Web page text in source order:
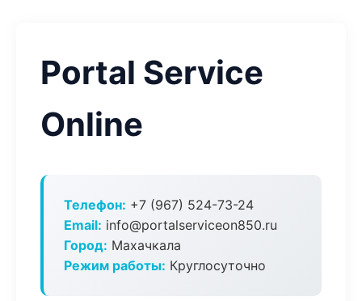
Portal Service
Online
Телефон: +7 (967) 524-73-24
Email: info@portalserviceon850.ru
Город: Махачкала
Режим работы: Круглосуточно